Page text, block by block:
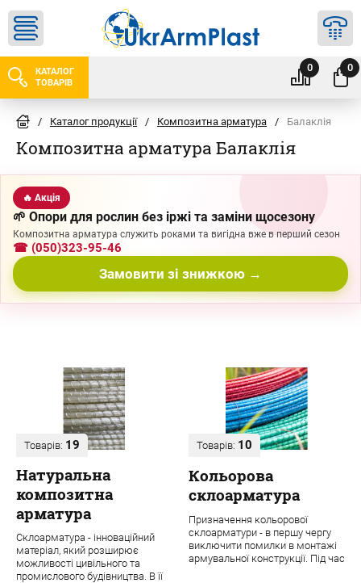
КАТАЛОГ
ТОВАРІВ
0 0
/ Каталог продукції / Композитна арматура / Балаклія
Композитна арматура Балаклія
🔥 Акція
🌱 Опори для рослин без іржі та заміни щосезону
Композитна арматура служить роками та вигідна вже в перший сезон
☎ (050)323-95-46
Замовити зі знижкою →
Товарів: 19
Натуральна
композитна
арматура
Склоарматура - інноваційний
матеріал, який розширює
можливості цивільного та
промислового будівництва. В її
Товарів: 10
Кольорова
склоарматура
Призначення кольорової
склоарматури - в першу чергу
виключити помилки в монтажі
армувальної конструкції. Під час